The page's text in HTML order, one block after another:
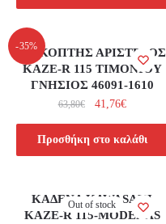
-35%
ΔΙΑΚΟΠΤΗΣ ΑΡΙΣΤΕΡΟΣ
KAZE-R 115 ΤΙΜΟΝΙΟΥ
ΓΝΗΣΙΟΣ 46091-1610
63,80€ 41,76€
Προσθήκη στο καλάθι
Out of stock
ΚΑΔΕΝΑ KAWASAKI
KAZE-R 115-MODENAS